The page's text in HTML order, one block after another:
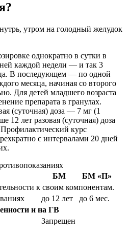
утром на голодный желудок
однократно в сутки в
каждой недели — и так 3
В последующем — по одной
месяца, начиная со второго
Для детей младшего возраста
препарата в гранулах.
(суточная) доза — 7 мг (1
12 лет разовая (суточная) доза
курс
с интервалами 20 дней
БМ
БМ «П»
к своим компонентам.
до 12 лет
до 6 мес.
и на ГВ
Запрещен